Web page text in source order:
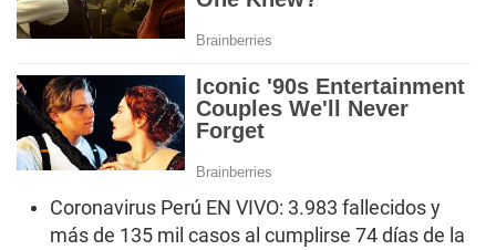
Coronavirus Perú EN VIVO: 3.983 fallecidos y
más de 135 mil casos al cumplirse 74 días de la